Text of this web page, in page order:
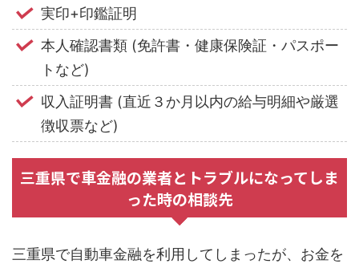
実印+印鑑証明
本人確認書類 (免許書・健康保険証・パスポー
トなど)
収入証明書 (直近３か月以内の給与明細や厳選
徴収票など)
三重県で車金融の業者とトラブルになってしま
った時の相談先
三重県で自動車金融を利用してしまったが、お金を